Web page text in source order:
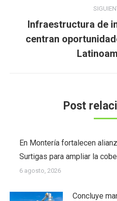
Infraestructura de
centran
Post
En Montería fortalecen
Surtigas para ampliar la
6 agosto, 2026
Concluye